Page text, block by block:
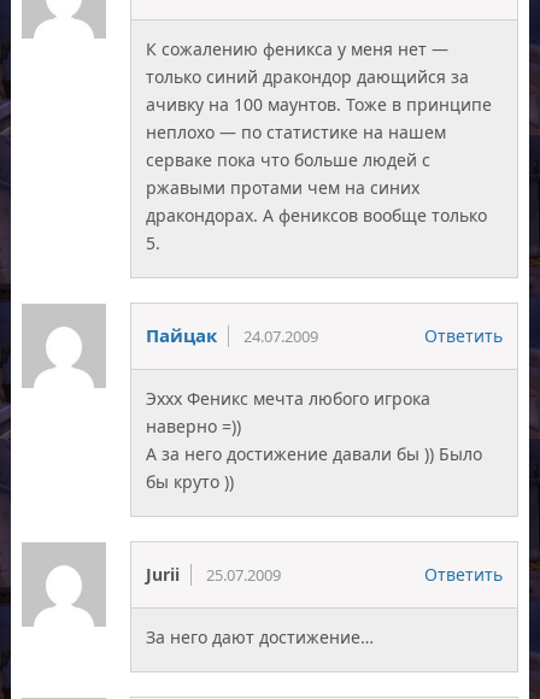
К сожалению феникса у меня нет —
только синий дракондор дающийся за
ачивку на 100 маунтов. Тоже в принципе
неплохо — по статистике на нашем
серваке пока что больше людей с
ржавыми протами чем на синих
дракондорах. А фениксов вообще только
5.
Пайцак 24.07.2009 Ответить
Эххх Феникс мечта любого игрока
наверно =))
А за него достижение давали бы )) Было
бы круто ))
Jurii 25.07.2009 Ответить
За него дают достижение…